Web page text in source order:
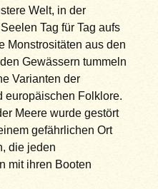
Welt, in der
Tag für Tag aufs
Monstrositäten aus den
Gewässern tummeln
Varianten der
europäischen Folklore.
Meere wurde gestört
gefährlichen Ort
die jeden
mit ihren Booten